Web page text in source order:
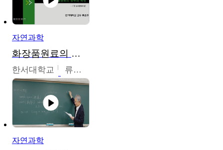
자연과학
화장품원료의 종류와 특성
한서대학교 류은주
자연과학